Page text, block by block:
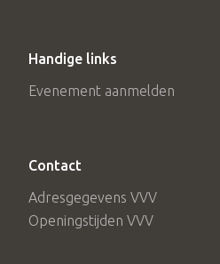
Handige links
Evenement aanmelden
Contact
Adresgegevens VVV
Openingstijden VVV